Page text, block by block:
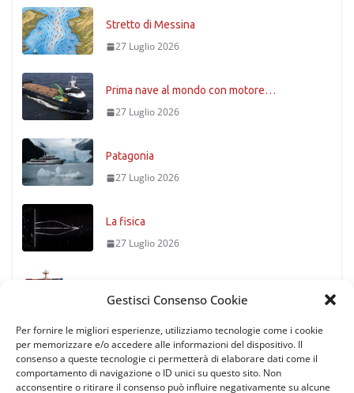
Gestisci Consenso Cookie
Per fornire le migliori esperienze, utilizziamo tecnologie come i cookie
per memorizzare e/o accedere alle informazioni del dispositivo. Il
consenso a queste tecnologie ci permetterà di elaborare dati come il
comportamento di navigazione o ID unici su questo sito. Non
acconsentire o ritirare il consenso può influire negativamente su alcune
Stretto di Messina
27 Luglio 2026
Prima nave al mondo con motore…
27 Luglio 2026
Patagonia
27 Luglio 2026
La fisica
27 Luglio 2026
27 Luglio 2026